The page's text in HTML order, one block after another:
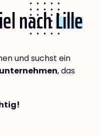
nachLille
und suchst ein
, das